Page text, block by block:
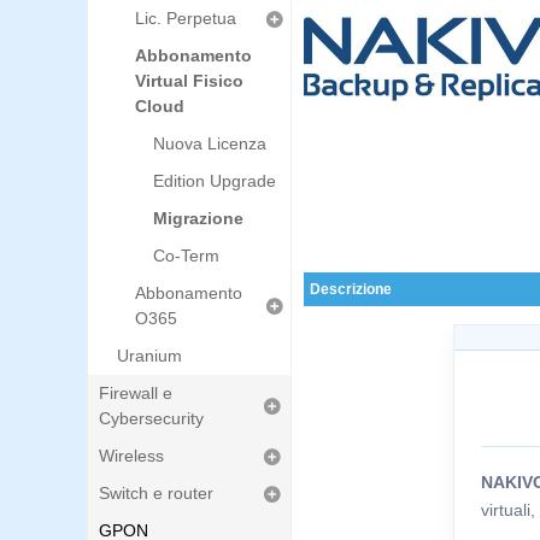
Lic. Perpetua
Abbonamento
Virtual Fisico
Cloud
Nuova Licenza
Edition Upgrade
Migrazione
Co-Term
Abbonamento
O365
Uranium
Firewall e
Cybersecurity
Wireless
Switch e router
GPON
Descrizione
virtuali,